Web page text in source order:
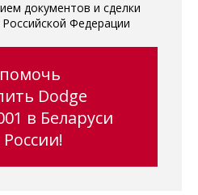
документов и сделки
Федерации
Dodge
в Беларуси